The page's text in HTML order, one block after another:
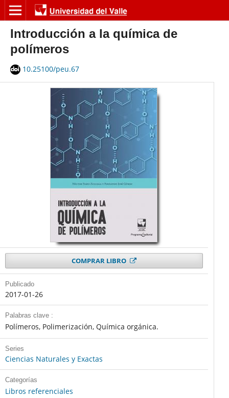
Introducción a la química de
polímeros
10.25100/peu.67
COMPRAR LIBRO
Publicado
2017-01-26
Palabras clave :
Polímeros, Polimerización, Química orgánica.
Series
Ciencias Naturales y Exactas
Categorías
Libros referenciales